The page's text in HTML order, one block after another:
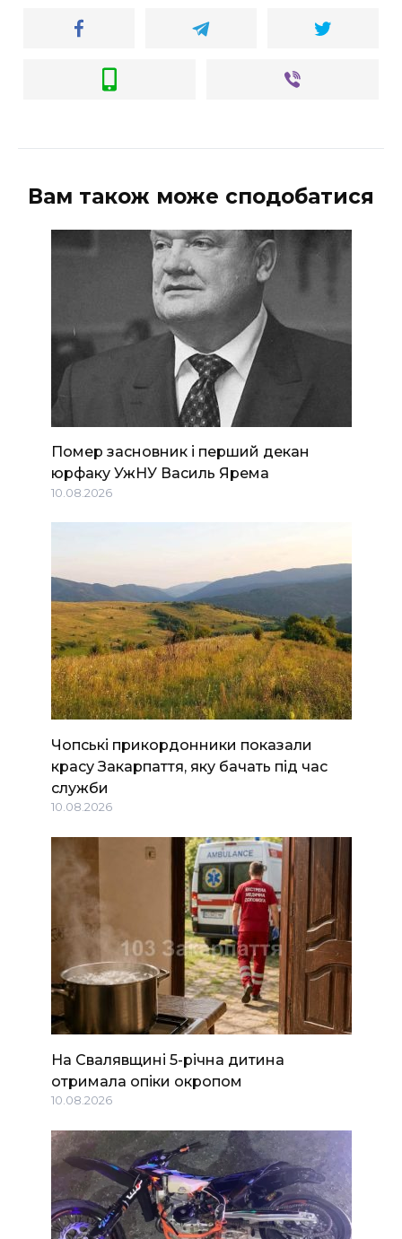
Вам також може сподобатися
Помер засновник і перший декан
юрфаку УжНУ Василь Ярема
10.08.2026
Чопські прикордонники показали
красу Закарпаття, яку бачать під час
служби
10.08.2026
На Свалявщині 5-річна дитина
отримала опіки окропом
10.08.2026